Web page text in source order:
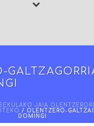
JAIA OLENTZERORI
/ OLENTZERO-
DOMINGI